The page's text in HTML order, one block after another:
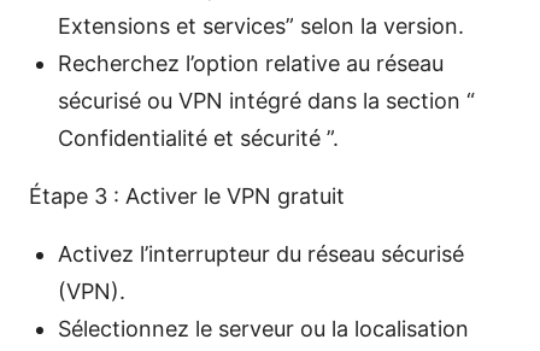
Extensions et services” selon la version.
Recherchez l’option relative au réseau
sécurisé ou VPN intégré dans la section “
Confidentialité et sécurité ”.
Étape 3 : Activer le VPN gratuit
Activez l’interrupteur du réseau sécurisé
(VPN).
Sélectionnez le serveur ou la localisation